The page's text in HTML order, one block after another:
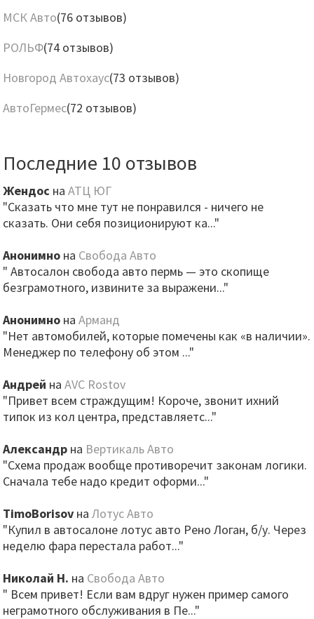
МСК Авто(76 отзывов)
РОЛЬФ(74 отзывов)
Новгород Автохаус(73 отзывов)
АвтоГермес(72 отзывов)
Последние 10 отзывов
Жендос наАТЦ ЮГ
"Сказать что мне тут не понравился - ничего не
сказать. Они себя позиционируют ка..."
Анонимно на Свобода Авто
" Автосалон свобода авто пермь — это скопище
безграмотного, извините за выражени..."
Анонимно наАрманд
"Нет автомобилей, которые помечены как «в наличии».
Менеджер по телефону об этом ..."
Андрей наAVC Rostov
"Привет всем страждущим! Короче, звонит ихний
типок из кол центра, представляетс..."
Александр на Вертикаль Авто
"Схема продаж вообще противоречит законам логики.
Сначала тебе надо кредит оформи..."
TimoBorisov наЛотус Авто
"Купил в автосалоне лотус авто Рено Логан, б/у. Через
неделю фара перестала работ..."
Николай Н. на Свобода Авто
" Всем привет! Если вам вдруг нужен пример самого
неграмотного обслуживания в Пе..."